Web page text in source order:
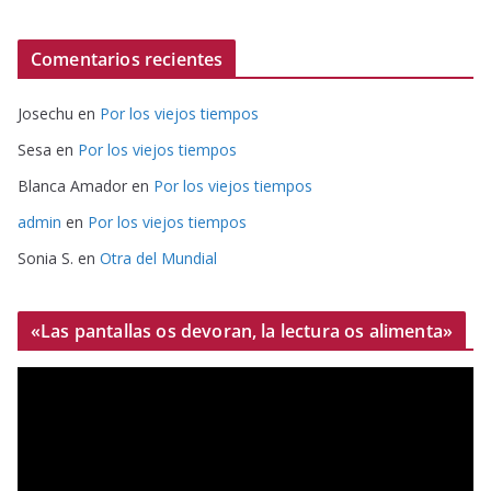
Comentarios recientes
Josechu en Por los viejos tiempos
Sesa en Por los viejos tiempos
Blanca Amador en Por los viejos tiempos
admin en Por los viejos tiempos
Sonia S. en Otra del Mundial
«Las pantallas os devoran, la lectura os alimenta»